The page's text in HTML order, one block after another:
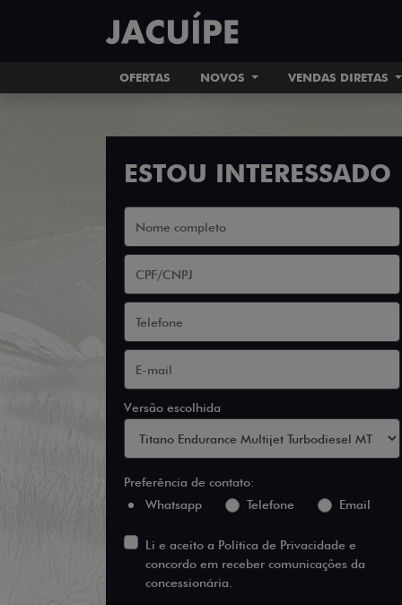
OFERTAS NOVOS VENDAS DIRETAS
ESTOU INTERESSADO
Versão escolhida
Preferência de contato:
Whatsapp
Telefone Email
Li e aceito a Política de Privacidade e
concordo em receber comunicações da
concessionária.